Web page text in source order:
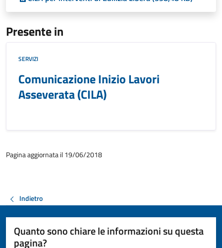
Presente in
SERVIZI
Comunicazione Inizio Lavori
Asseverata (CILA)
Pagina aggiornata il 19/06/2018
Indietro
Quanto sono chiare le informazioni su questa
pagina?